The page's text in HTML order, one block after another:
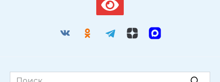
Search